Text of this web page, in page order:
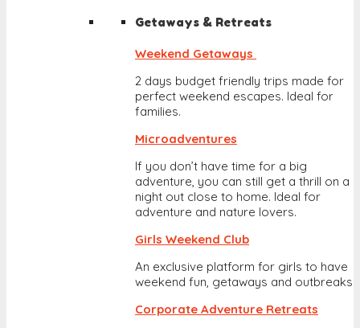
Getaways & Retreats
Weekend Getaways
2 days budget friendly trips made for
perfect weekend escapes. Ideal for
families.
Microadventures
If you don’t have time for a big
adventure, you can still get a thrill on a
night out close to home. Ideal for
adventure and nature lovers.
Girls Weekend Club
An exclusive platform for girls to have
weekend fun, getaways and outbreaks
Corporate Adventure Retreats